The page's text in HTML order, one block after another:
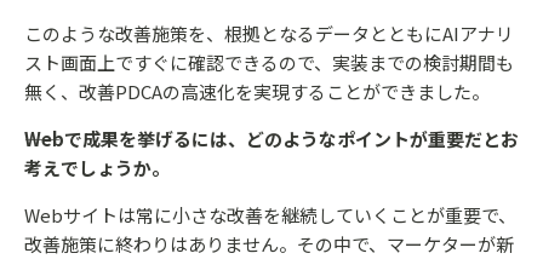
このような改善施策を、根拠となるデータとともにAIアナリ
スト画面上ですぐに確認できるので、実装までの検討期間も
無く、改善PDCAの高速化を実現することができました。
――Webで成果を挙げるには、どのようなポイントが重要だとお
考えでしょうか。
Webサイトは常に小さな改善を継続していくことが重要で、
改善施策に終わりはありません。その中で、マーケターが新